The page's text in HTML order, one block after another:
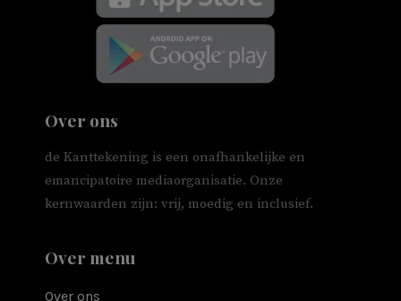
Over ons
de Kanttekening is een onafhankelijke en
emancipatoire mediaorganisatie. Onze
kernwaarden zijn: vrij, moedig en inclusief.
Over menu
Over ons